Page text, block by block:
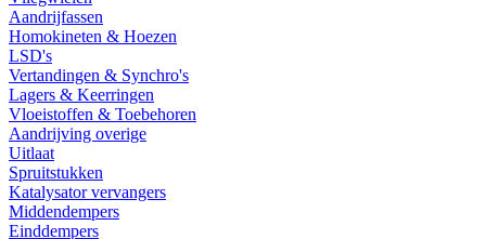
Aandrijfassen
Homokineten & Hoezen
LSD's
Vertandingen & Synchro's
Lagers & Keerringen
Vloeistoffen & Toebehoren
Aandrijving overige
Uitlaat
Spruitstukken
Katalysator vervangers
Middendempers
Einddempers